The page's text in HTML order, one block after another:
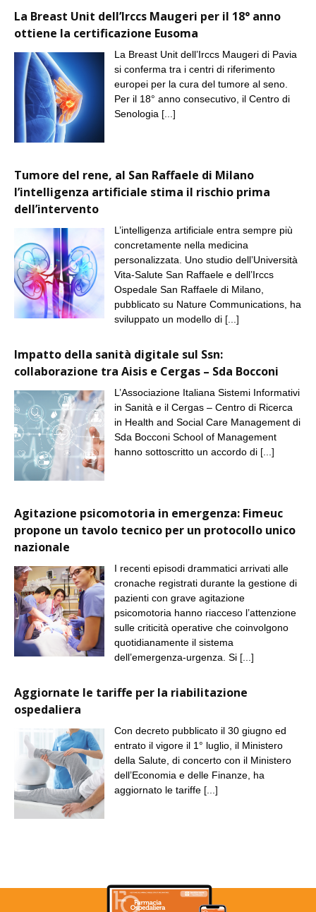
La Breast Unit dell’Irccs Maugeri per il 18° anno
ottiene la certificazione Eusoma
La Breast Unit dell’Irccs Maugeri di Pavia
si conferma tra i centri di riferimento
europei per la cura del tumore al seno.
Per il 18° anno consecutivo, il Centro di
Senologia [...]
Tumore del rene, al San Raffaele di Milano
l’intelligenza artificiale stima il rischio prima
dell’intervento
L’intelligenza artificiale entra sempre più
concretamente nella medicina
personalizzata. Uno studio dell’Università
Vita-Salute San Raffaele e dell’Irccs
Ospedale San Raffaele di Milano,
pubblicato su Nature Communications, ha
sviluppato un modello di [...]
Impatto della sanità digitale sul Ssn:
collaborazione tra Aisis e Cergas – Sda Bocconi
L’Associazione Italiana Sistemi Informativi
in Sanità e il Cergas – Centro di Ricerca
in Health and Social Care Management di
Sda Bocconi School of Management
hanno sottoscritto un accordo di [...]
Agitazione psicomotoria in emergenza: Fimeuc
propone un tavolo tecnico per un protocollo unico
nazionale
I recenti episodi drammatici arrivati alle
cronache registrati durante la gestione di
pazienti con grave agitazione
psicomotoria hanno riacceso l’attenzione
sulle criticità operative che coinvolgono
quotidianamente il sistema
dell’emergenza-urgenza. Si [...]
Aggiornate le tariffe per la riabilitazione
ospedaliera
Con decreto pubblicato il 30 giugno ed
entrato il vigore il 1° luglio, il Ministero
della Salute, di concerto con il Ministero
dell’Economia e delle Finanze, ha
aggiornato le tariffe [...]